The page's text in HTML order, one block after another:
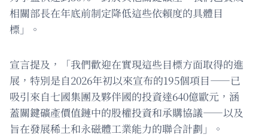
相關部長在年底前制定降低這些依賴度的具體目
標」。
宣言提及，「我們歡迎在實現這些目標方面取得的進
展，特別是自2026年初以來宣布的195個項目——已
吸引來自七國集團及夥伴國的投資達640億歐元，涵
蓋關鍵礦產價值鏈中的股權投資和承購協議——以及
旨在發展稀土和永磁體工業能力的聯合計劃」。